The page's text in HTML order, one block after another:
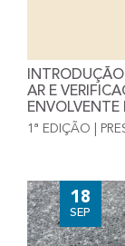
AR E
ENVOLVENTE
1ª EDIÇÃO |
18
SEP